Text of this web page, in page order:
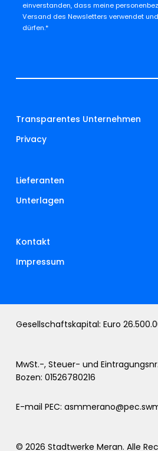
einverstanden, dass meine
Versand des Newsletters verwendet
dürfen.*
Transparentes Unternehmen
Privacy
Lieferanten
Unterlagen
Kontakt
Impressum
Gesellschaftskapital: Euro
MwSt.-, Steuer- und
Bozen: 01526780216
E-mail PEC:
© 2026 Stadtwerke Meran. Alle